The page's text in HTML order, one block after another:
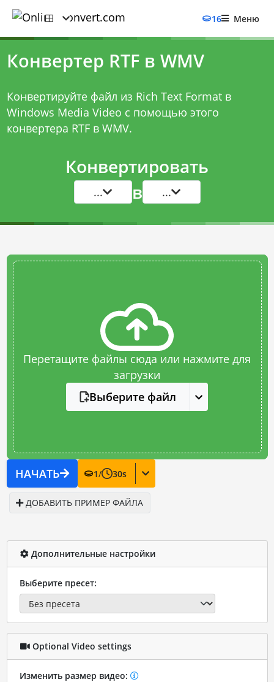
16 Меню
Конвертер RTF в WMV
Конвертируйте файл из Rich Text Format в
Windows Media Video с помощью этого
конвертера RTF в WMV.
Конвертировать
... в ...
Перетащите файлы сюда или нажмите для
загрузки
Выберите файл
НАЧАТЬ 1/ 30s
ДОБАВИТЬ ПРИМЕР ФАЙЛА
Дополнительные настройки
Выберите пресет:
Optional Video settings
Изменить размер видео: